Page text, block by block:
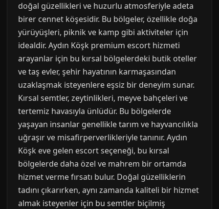
doğal güzellikleri ve huzurlu atmosferiyle adeta
birer cennet köşesidir. Bu bölgeler, özellikle doğa
yürüyüşleri, piknik ve kamp gibi aktiviteler için
idealdir. Aydın Köşk premium escort hizmeti
arayanlar için bu kırsal bölgelerdeki butik oteller
ve taş evler, şehir hayatının karmaşasından
uzaklaşmak isteyenlere eşsiz bir deneyim sunar.
Kırsal semtler, zeytinlikleri, meyve bahçeleri ve
tertemiz havasıyla ünlüdür. Bu bölgelerde
yaşayan insanlar genellikle tarım ve hayvancılıkla
uğraşır ve misafirperverlikleriyle tanınır. Aydın
Köşk eve gelen escort seçeneği, bu kırsal
bölgelerde daha özel ve mahrem bir ortamda
hizmet verme fırsatı bulur. Doğal güzelliklerin
tadını çıkarırken, aynı zamanda kaliteli bir hizmet
almak isteyenler için bu semtler biçilmiş